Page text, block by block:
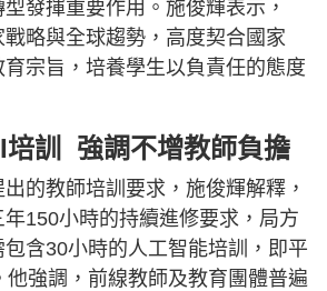
發揮重要作用。施俊輝表示，
戰略與全球趨勢，高度契合國家
育宗旨，培養學生以負責任的態度
培訓 強調不增教師負擔
的教師培訓要求，施俊輝解釋，
150小時的持續進修要求，局方
含30小時的人工智能培訓，即平
他強調，前線教師及教育團體普遍